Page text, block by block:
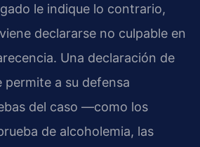
le indique lo contrario,
declararse no culpable en
Una declaración de
permite a su defensa
del caso —como los
de alcoholemia, las